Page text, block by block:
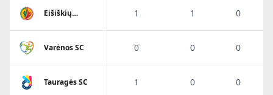
Eišiškių
SM
1 1 0
Varėnos SC 0 0 0
Tauragės SC 1 0 0